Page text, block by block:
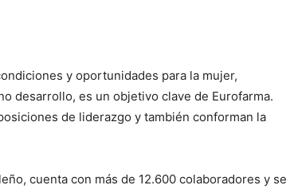
y oportunidades para la mujer,
desarrollo, es un objetivo clave de Eurofarma.
de liderazgo y también conforman la
cuenta con más de 12.600 colaboradores y se